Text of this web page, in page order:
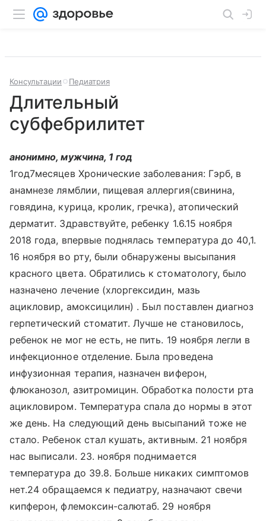
Консультации Педиатрия
Длительный
субфебрилитет
анонимно, мужчина, 1 год
1год7месяцев Хронические заболевания: Гэрб, в
анамнезе лямблии, пищевая аллергия(свинина,
говядина, курица, кролик, гречка), атопический
дерматит. Здравствуйте, ребенку 1.6.15 ноября
2018 года, впервые поднялась температура до 40,1.
16 ноября во рту, были обнаружены высыпания
красного цвета. Обратились к стоматологу, было
назначено лечение (хлоргексидин, мазь
ацикловир, амоксицилин) . Был поставлен диагноз
герпетический стоматит. Лучше не становилось,
ребенок не мог не есть, не пить. 19 ноября легли в
инфекционное отделение. Была проведена
инфузионная терапия, назначен виферон,
флюканозол, азитромицин. Обработка полости рта
ацикловиром. Температура спала до нормы в этот
же день. На следующий день высыпаний тоже не
стало. Ребенок стал кушать, активным. 21 ноября
нас выписали. 23. ноября поднимается
температура до 39.8. Больше никаких симптомов
нет.24 обращаемся к педиатру, назначают свечи
кипферон, флемоксин-салютаб. 29 ноября